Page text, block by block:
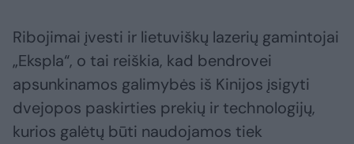
Ribojimai įvesti ir lietuviškų lazerių gamintojai
„Ekspla“, o tai reiškia, kad bendrovei
apsunkinamos galimybės iš Kinijos įsigyti
dvejopos paskirties prekių ir technologijų,
kurios galėtų būti naudojamos tiek